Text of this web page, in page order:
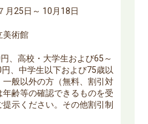
月25日～ 10月18日
美術館
、高校・大学生および65～
、中学生以下および75歳以
一般以外の方（無料、割引対
年齢等の確認できるものを受
提示ください。その他割引制